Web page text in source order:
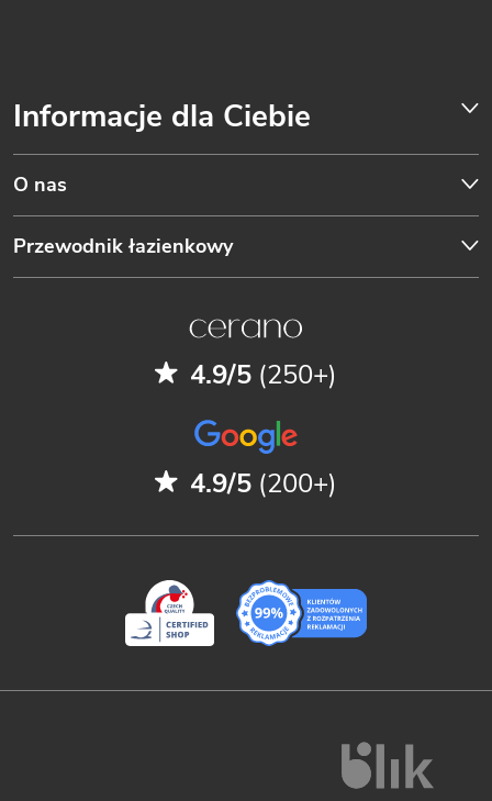
Informacje dla Ciebie
O nas
Przewodnik łazienkowy
4.9/5 (250+)
4.9/5 (200+)